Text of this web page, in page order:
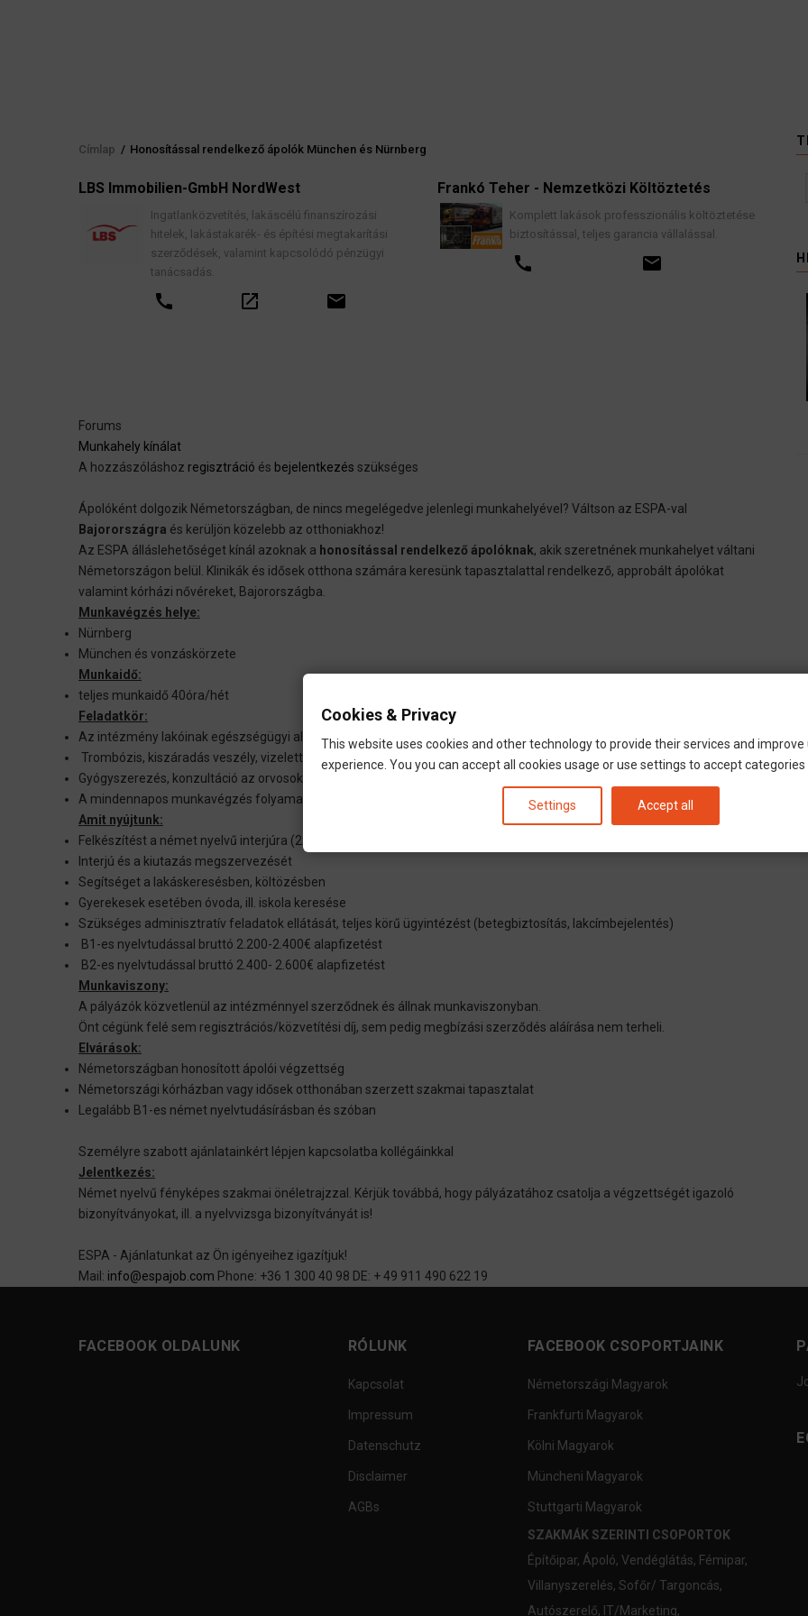
Morzsa
Címlap / Honosítással rendelkező ápolók München és Nürnberg
LBS Immobilien-GmbH NordWest
Ingatlanközvetítés, lakáscélú finanszírozási
hitelek, lakástakarék- és építési megtakarítási
szerződések, valamint kapcsolódó pénzügyi
tanácsadás.
call open_in_new email
Frankó Teher - Nemzetközi Költöztetés
Komplett lakások professzionális költöztetése
biztosítással, teljes garancia vállalással.
call email
Forums
Munkahely kínálat
A hozzászóláshoz regisztráció és bejelentkezés szükséges
Ápolóként dolgozik Németországban, de nincs megelégedve jelenlegi munkahelyével? Váltson az ESPA-val
Bajorországra és kerüljön közelebb az otthoniakhoz!
Az ESPA álláslehetőséget kínál azoknak a honosítással rendelkező ápolóknak, akik szeretnének munkahelyet váltani
Németországon belül. Klinikák és idősek otthona számára keresünk tapasztalattal rendelkező, approbált ápolókat
valamint kórházi nővéreket, Bajorországba.
Munkavégzés helye:
Nürnberg
München és vonzáskörzete
Munkaidő:
teljes munkaidő 40óra/hét
Feladatkör:
Az intézmény lakóinak egészségügyi alapellátása.
Trombózis, kiszáradás veszély, vizelettartási problémák, izomgörcs kezelése.
Gyógyszerezés, konzultáció az orvosokkal, ápolási vezetővel.
A mindennapos munkavégzés folyamatos dokumentálása az intézmény előírásainak megfelelően.
Amit nyújtunk:
Felkészítést a német nyelvű interjúra (2x1 órás Skype felkészítő tréning)
Interjú és a kiutazás megszervezését
Segítséget a lakáskeresésben, költözésben
Gyerekesek esetében óvoda, ill. iskola keresése
Szükséges adminisztratív feladatok ellátását, teljes körű ügyintézést (betegbiztosítás, lakcímbejelentés)
B1-es nyelvtudással bruttó 2.200-2.400€ alapfizetést
B2-es nyelvtudással bruttó 2.400- 2.600€ alapfizetést
Munkaviszony:
A pályázók közvetlenül az intézménnyel szerződnek és állnak munkaviszonyban.
Önt cégünk felé sem regisztrációs/közvetítési díj, sem pedig megbízási szerződés aláírása nem terheli.
Elvárások:
Németországban honosított ápolói végzettség
Németországi kórházban vagy idősek otthonában szerzett szakmai tapasztalat
Legalább B1-es német nyelvtudásírásban és szóban
Személyre szabott ajánlatainkért lépjen kapcsolatba kollégáinkkal
Jelentkezés:
Német nyelvű fényképes szakmai önéletrajzzal. Kérjük továbbá, hogy pályázatához csatolja a végzettségét igazoló
bizonyítványokat, ill. a nyelvvizsga bizonyítványát is!
ESPA - Ajánlatunkat az Ön igényeihez igazítjuk!
Mail: info@espajob.com Phone: +36 1 300 40 98 DE: + 49 911 490 622 19
FACEBOOK OLDALUNK RÓLUNK
Kapcsolat
Impressum
Datenschutz
Disclaimer
AGBs
FACEBOOK CSOPORTJAINK
Németországi Magyarok
Frankfurti Magyarok
Kölni Magyarok
Müncheni Magyarok
Stuttgarti Magyarok
SZAKMÁK SZERINTI CSOPORTOK
Építőipar, Ápoló, Vendéglátás, Fémipar,
Villanyszerelés, Sofőr/ Targoncás,
Autószerelő, IT/Marketing,
Cookies & Privacy
This website uses cookies and other technology to provide their services and improve
experience. You you can accept all cookies usage or use settings to accept categories
Settings Accept all